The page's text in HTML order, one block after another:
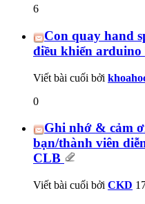
6
Con quay hand
điều khiển arduino
Viết bài cuối bởi
0
Ghi nhớ & cảm
bạn/thành viên
CLB
Viết bài cuối bởi CKD